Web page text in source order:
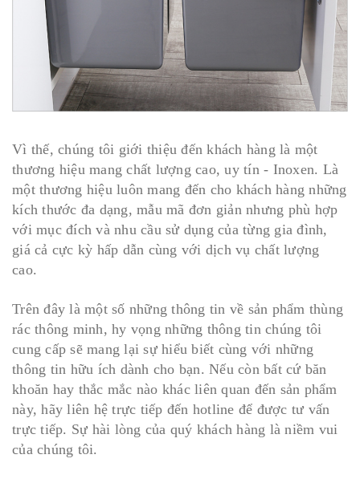
Vì thế, chúng tôi giới thiệu đến khách hàng là một
thương hiệu mang chất lượng cao, uy tín - Inoxen. Là
một thương hiệu luôn mang đến cho khách hàng những
kích thước đa dạng, mẫu mã đơn giản nhưng phù hợp
với mục đích và nhu cầu sử dụng của từng gia đình,
giá cả cực kỳ hấp dẫn cùng với dịch vụ chất lượng
cao.
Trên đây là một số những thông tin về sản phẩm thùng
rác thông minh, hy vọng những thông tin chúng tôi
cung cấp sẽ mang lại sự hiểu biết cùng với những
thông tin hữu ích dành cho bạn. Nếu còn bất cứ băn
khoăn hay thắc mắc nào khác liên quan đến sản phẩm
này, hãy liên hệ trực tiếp đến hotline để được tư vấn
trực tiếp. Sự hài lòng của quý khách hàng là niềm vui
của chúng tôi.